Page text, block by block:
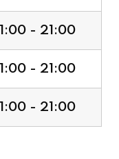
11:00 - 21:00
11:00 - 21:00
11:00 - 21:00